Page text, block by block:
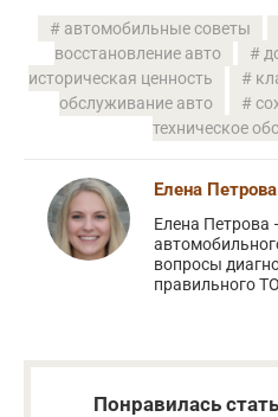
автомобильные советы
восстановление авто
историческая ценность
обслуживание авто
техническое
Елена Петрова
Елена Петрова
вопросы
правильного
Понравилась